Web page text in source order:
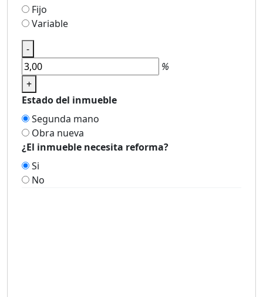
Fijo
Variable
-
%
+
Estado del inmueble
Segunda mano
Obra nueva
¿El inmueble necesita reforma?
Si
No